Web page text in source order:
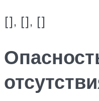
[], [], []